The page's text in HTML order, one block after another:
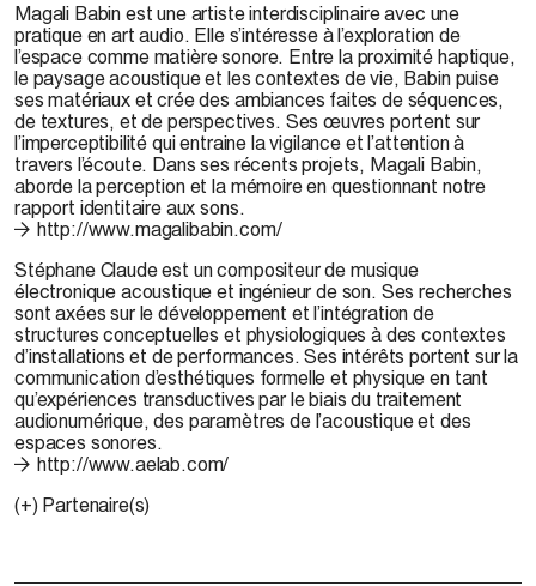
Magali Babin est une artiste interdisciplinaire avec une
pratique en art audio. Elle s’intéresse à l’exploration de
l’espace comme matière sonore. Entre la proximité haptique,
le paysage acoustique et les contextes de vie, Babin puise
ses matériaux et crée des ambiances faites de séquences,
de textures, et de perspectives. Ses œuvres portent sur
l’imperceptibilité qui entraine la vigilance et l’attention à
travers l’écoute. Dans ses récents projets, Magali Babin,
aborde la perception et la mémoire en questionnant notre
rapport identitaire aux sons.
http://www.magalibabin.com/
Stéphane Claudeest un compositeur de musique
électronique acoustique et ingénieur de son. Ses recherches
sont axées sur le développement et l’intégration de
structures conceptuelles et physiologiques à des contextes
d’installations et de performances. Ses intérêts portent sur la
communication d’esthétiques formelle et physique en tant
qu’expériences transductives par le biais du traitement
audionumérique, des paramètres de l’acoustique et des
espaces sonores.
http://www.aelab.com/
(+) Partenaire(s)